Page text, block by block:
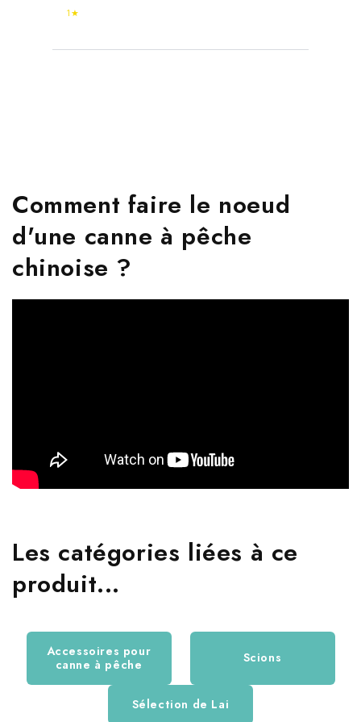
1★
Comment faire le noeud
d'une canne à pêche
chinoise ?
Les catégories liées à ce
produit...
Accessoires pour
canne à pêche
Scions
Sélection de Lai